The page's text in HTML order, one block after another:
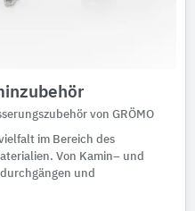
von GRÖMO
im Bereich des
Von Kamin– und
und